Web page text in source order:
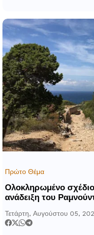
Πρώτο Θέμα
Ολοκληρωμένο
ανάδειξη του
Τετάρτη, Αυγούστου 05,